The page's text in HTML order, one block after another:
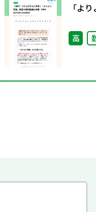
「よ
画も
高